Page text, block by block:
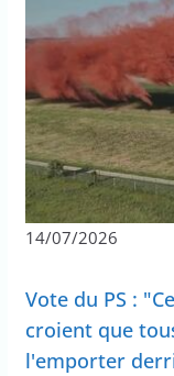
14/07/2026
Vote du PS :
croient que
l'emporter